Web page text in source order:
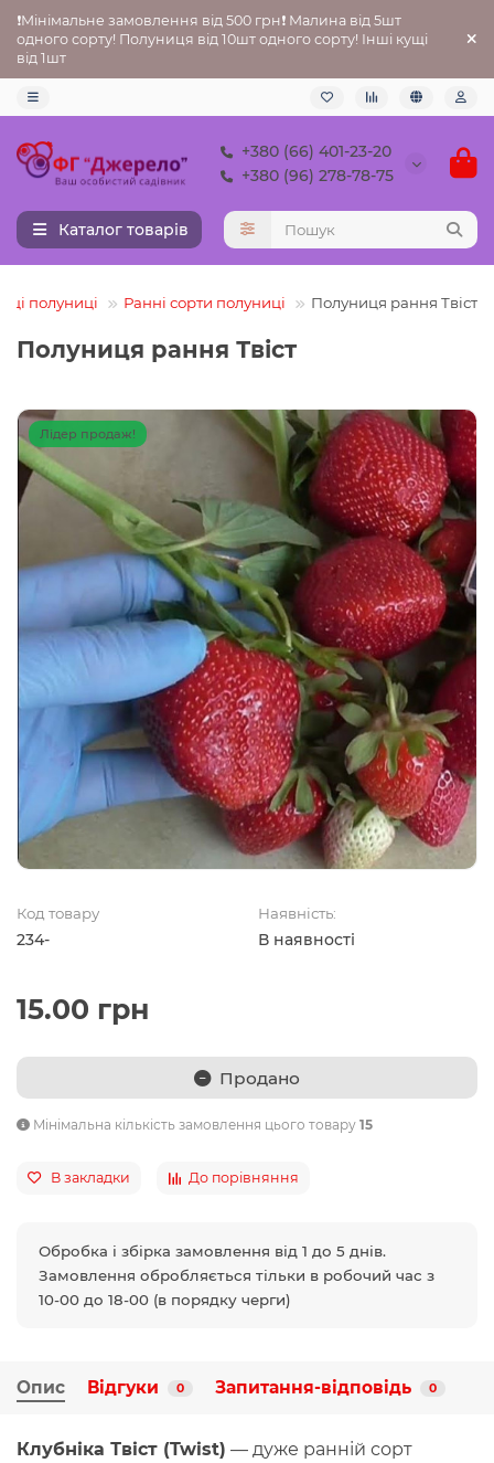
❗Мінімальне замовлення від 500 грн❗ Малина від 5шт
одного сорту! Полуниця від 10шт одного сорту! Інші кущі
від 1шт
+380 (66) 401-23-20
+380 (96) 278-78-75
Каталог товарів
полуниці Ранні сорти полуниці Полуниця рання Твіст
Полуниця рання Твіст
Лідер продаж!
Код товару
234-
Наявність:
В наявності
15.00 грн
Продано
Мінімальна кількість замовлення цього товару 15
В закладки До порівняння
Обробка і збірка замовлення від 1 до 5 днів.
Замовлення обробляється тільки в робочий час з
10-00 до 18-00 (в порядку черги)
Опис Відгуки 0 Запитання-відповідь 0
Клубніка Твіст (Twist) — дуже ранній сорт